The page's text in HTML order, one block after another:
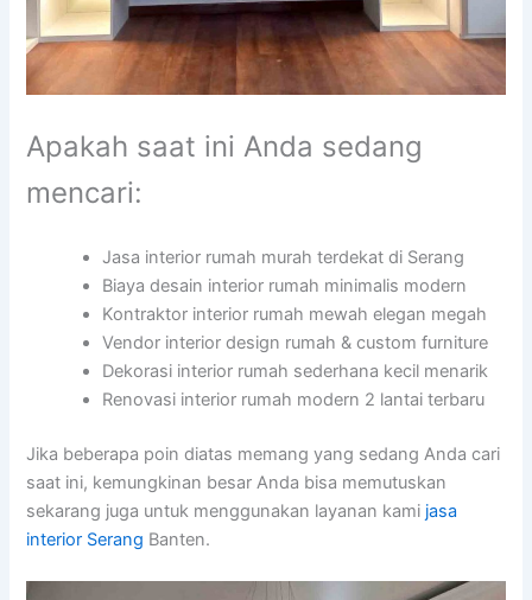
Apakah saat ini Anda sedang
mencari:
Jasa interior rumah murah terdekat di Serang
Biaya desain interior rumah minimalis modern
Kontraktor interior rumah mewah elegan megah
Vendor interior design rumah & custom furniture
Dekorasi interior rumah sederhana kecil menarik
Renovasi interior rumah modern 2 lantai terbaru
Jika beberapa poin diatas memang yang sedang Anda cari
saat ini, kemungkinan besar Anda bisa memutuskan
sekarang juga untuk menggunakan layanan kami jasa
interior Serang Banten.